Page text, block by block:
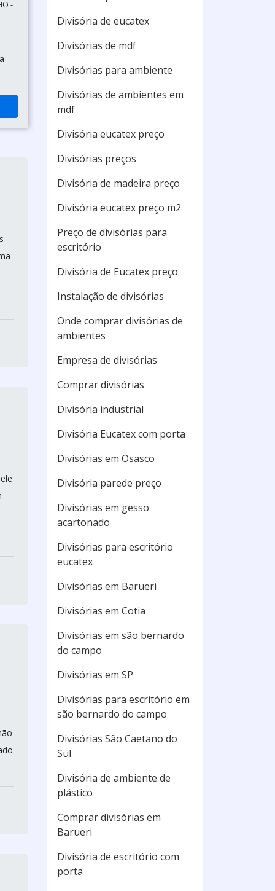
-
Divisória de eucatex
Divisórias de mdf
Divisórias para ambiente
Divisórias de ambientes em
mdf
Divisória eucatex preço
Divisórias preços
Divisória de madeira preço
Divisória eucatex preço m2
Preço de divisórias para
escritório
Divisória de Eucatex preço
Instalação de divisórias
Onde comprar divisórias de
ambientes
Empresa de divisórias
Comprar divisórias
Divisória industrial
Divisória Eucatex com porta
Divisórias em Osasco
Divisória parede preço
Divisórias em gesso
acartonado
Divisórias para escritório
eucatex
Divisórias em Barueri
Divisórias em Cotia
Divisórias em são bernardo
do campo
Divisórias em SP
Divisórias para escritório em
são bernardo do campo
Divisórias São Caetano do
Sul
Divisória de ambiente de
plástico
Comprar divisórias em
Barueri
Divisória de escritório com
porta